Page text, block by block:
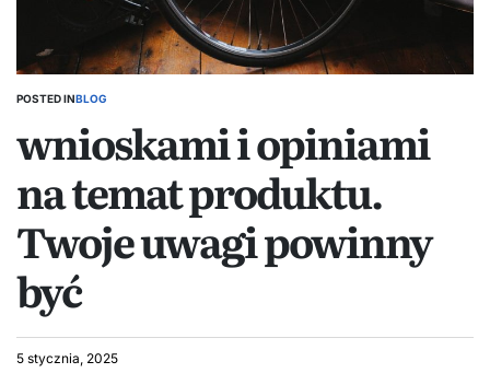
POSTED INBLOG
wnioskami i opiniami
na temat produktu.
Twoje uwagi powinny
być
5 stycznia, 2025